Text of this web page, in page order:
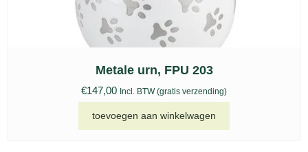
Metale urn, FPU 203
€147,00 Incl. BTW (gratis verzending)
toevoegen aan winkelwagen